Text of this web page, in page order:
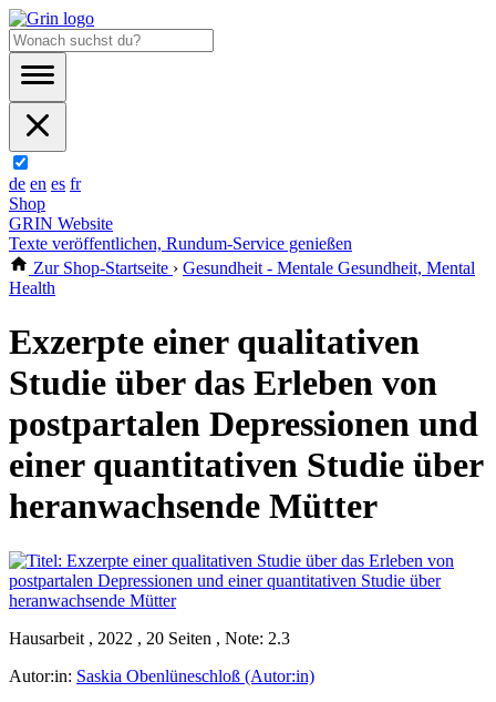
de en es fr
Shop
GRIN Website
Texte veröffentlichen, Rundum-Service genießen
Zur Shop-Startseite › Gesundheit - Mentale Gesundheit, Mental
Health
Exzerpte einer qualitativen
Studie über das Erleben von
postpartalen Depressionen und
einer quantitativen Studie über
heranwachsende Mütter
Hausarbeit , 2022 , 20 Seiten , Note: 2.3
Autor:in: Saskia Obenlüneschloß (Autor:in)